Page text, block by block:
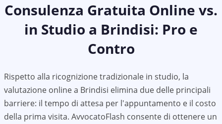
Consulenza Gratuita Online vs.
in Studio a Brindisi: Pro e
Contro
Rispetto alla ricognizione tradizionale in studio, la
valutazione online a Brindisi elimina due delle principali
barriere: il tempo di attesa per l'appuntamento e il costo
della prima visita. AvvocatoFlash consente di ottenere un